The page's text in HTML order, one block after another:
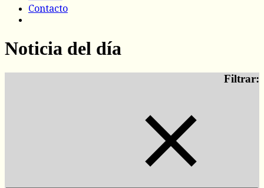
Contacto
Noticia del día
Filtrar: